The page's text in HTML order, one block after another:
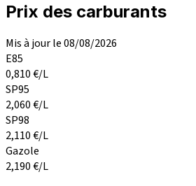
Prix des carburants
Mis à jour le 08/08/2026
E85
0,810€/L
SP95
2,060€/L
SP98
2,110€/L
Gazole
2,190€/L